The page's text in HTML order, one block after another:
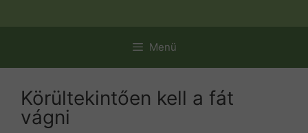
Menü
Körültekintően kell a fát
vágni